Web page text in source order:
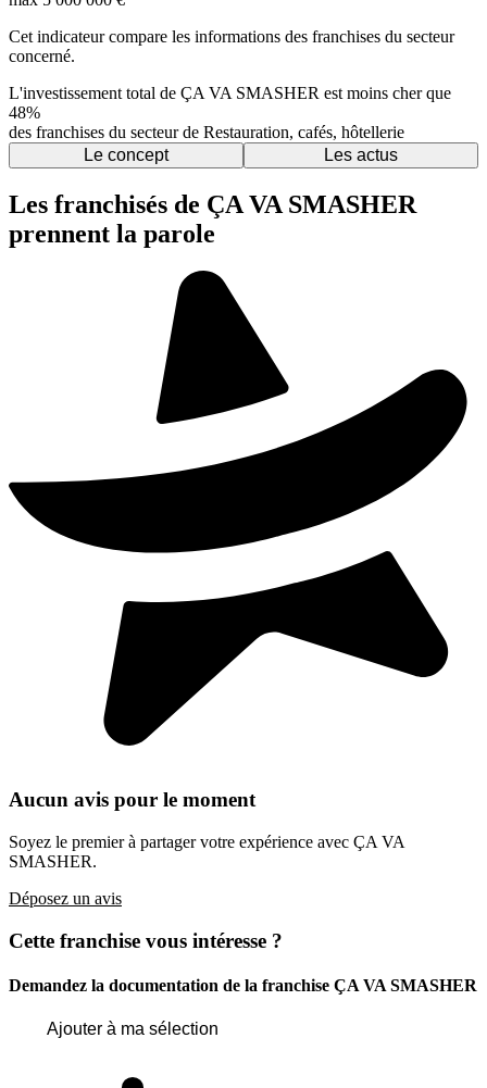
Cet indicateur compare les informations des franchises du secteur
concerné.
L'investissement total de ÇA VA SMASHER est moins cher que
48%
des franchises du secteur de Restauration, cafés, hôtellerie
Le concept
Les actus
Les franchisés de ÇA VA SMASHER
prennent la parole
Aucun avis pour le moment
Soyez le premier à partager votre expérience avec ÇA VA
SMASHER.
Déposez un avis
Cette franchise vous intéresse ?
Demandez la documentation de la franchise ÇA VA SMASHER
Ajouter à ma sélection